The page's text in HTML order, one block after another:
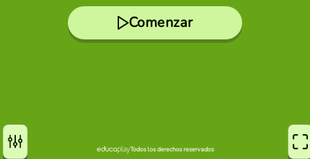
Comenzar
Todos los derechos reservados